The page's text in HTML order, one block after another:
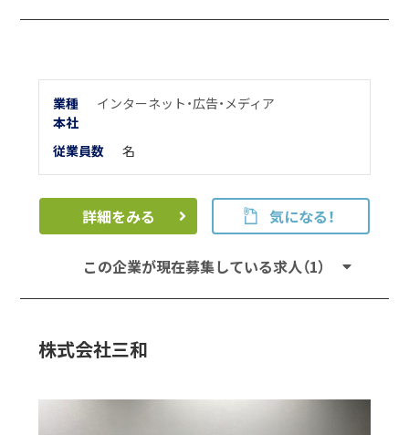
業種
インターネット・広告・メディア
本社
従業員数
名
詳細をみる 気になる！
この企業が現在募集している求人（1）
株式会社三和